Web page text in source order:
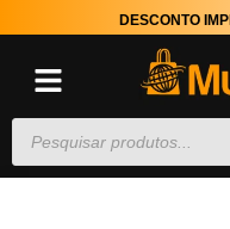
DESCONTO